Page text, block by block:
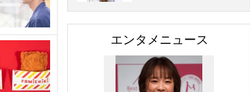
エンタメニュース